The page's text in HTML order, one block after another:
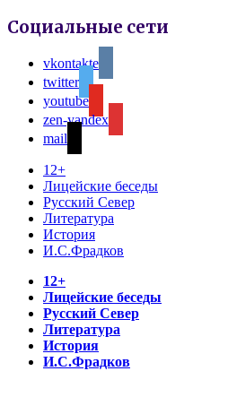
Социальные сети
vkontakte
twitter
youtube
zen-yandex
mail
12+
Лицейские беседы
Русский Север
Литература
История
И.С.Фрадков
12+
Лицейские беседы
Русский Север
Литература
История
И.С.Фрадков